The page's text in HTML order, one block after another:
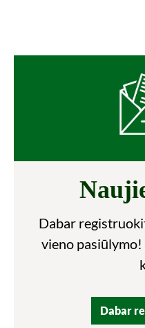
Dabar
vieno
Dabar